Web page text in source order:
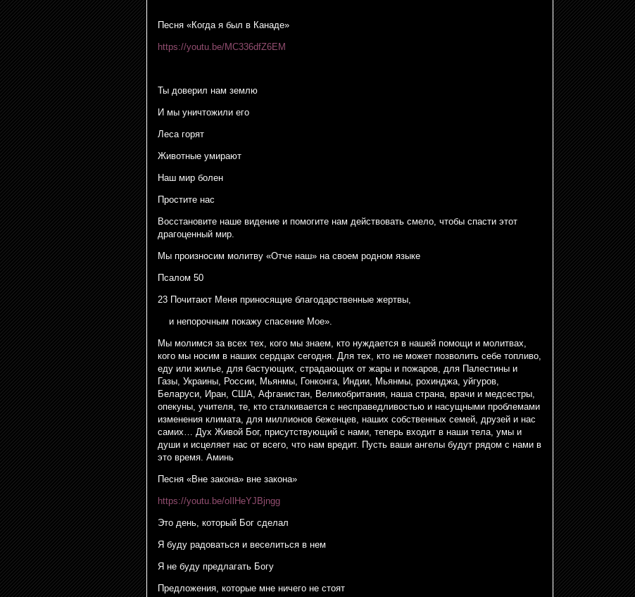
Песня «Когда я был в Канаде»
https://youtu.be/MC336dfZ6EM
Ты доверил нам землю
И мы уничтожили его
Леса горят
Животные умирают
Наш мир болен
Простите нас
Восстановите наше видение и помогите нам действовать смело, чтобы спасти этот
драгоценный мир.
Мы произносим молитву «Отче наш» на своем родном языке
Псалом 50
23 Почитают Меня приносящие благодарственные жертвы,
и непорочным покажу спасение Мое».
Мы молимся за всех тех, кого мы знаем, кто нуждается в нашей помощи и молитвах,
кого мы носим в наших сердцах сегодня. Для тех, кто не может позволить себе топливо,
еду или жилье, для бастующих, страдающих от жары и пожаров, для Палестины и
Газы, Украины, России, Мьянмы, Гонконга, Индии, Мьянмы, рохинджа, уйгуров,
Беларуси, Иран, США, Афганистан, Великобритания, наша страна, врачи и медсестры,
опекуны, учителя, те, кто сталкивается с несправедливостью и насущными проблемами
изменения климата, для миллионов беженцев, наших собственных семей, друзей и нас
самих… Дух Живой Бог, присутствующий с нами, теперь входит в наши тела, умы и
души и исцеляет нас от всего, что нам вредит. Пусть ваши ангелы будут рядом с нами в
это время. Аминь
Песня «Вне закона» вне закона»
https://youtu.be/oIlHeYJBjngg
Это день, который Бог сделал
Я буду радоваться и веселиться в нем
Я не буду предлагать Богу
Предложения, которые мне ничего не стоят